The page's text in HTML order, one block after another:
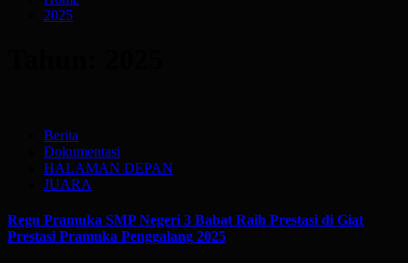
2025
Berita
Dokumentasi
HALAMAN DEPAN
JUARA
Regu Pramuka SMP Negeri 3 Babat Raih Prestasi di Giat
Prestasi Pramuka Penggalang 2025